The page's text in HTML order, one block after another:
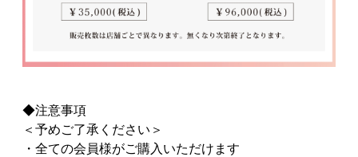
◆注意事項
＜予めご了承ください＞
・全ての会員様がご購入いただけます